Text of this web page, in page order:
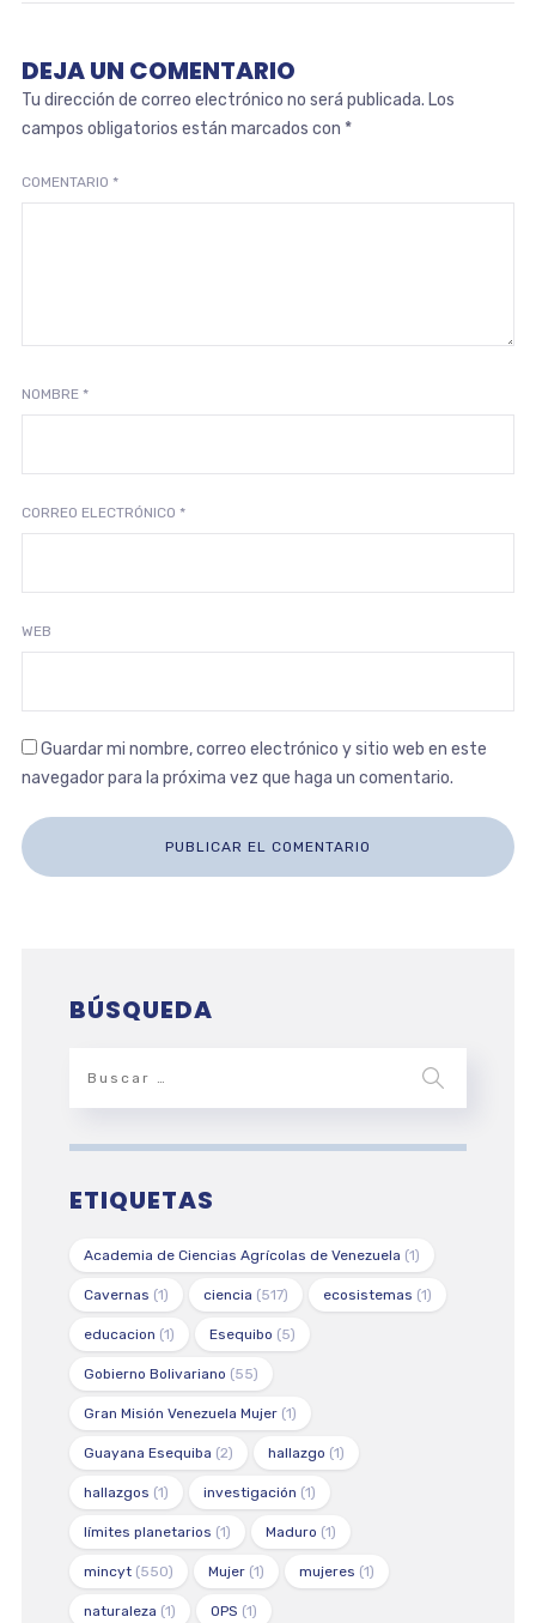
DEJA UN COMENTARIO
Tu dirección de correo electrónico no será publicada. Los
campos obligatorios están marcados con *
COMENTARIO *
NOMBRE *
CORREO ELECTRÓNICO *
WEB
Guardar mi nombre, correo electrónico y sitio web en este
navegador para la próxima vez que haga un comentario.
BÚSQUEDA
ETIQUETAS
Academia de Ciencias Agrícolas de Venezuela (1)
Cavernas (1) ciencia (517) ecosistemas (1)
educacion (1) Esequibo (5)
Gobierno Bolivariano (55)
Gran Misión Venezuela Mujer(1)
Guayana Esequiba (2) hallazgo (1)
hallazgos (1) investigación (1)
límites planetarios (1) Maduro (1)
mincyt(550) Mujer(1) mujeres (1)
naturaleza (1) OPS (1)